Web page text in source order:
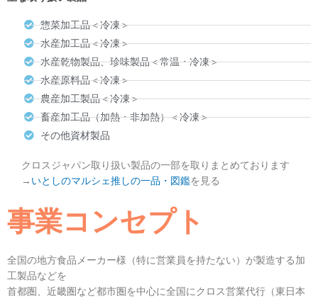
惣菜加工品＜冷凍＞
水産加工品＜冷凍＞
水産乾物製品、珍味製品＜常温・冷凍＞
水産原料品＜冷凍＞
農産加工製品＜冷凍＞
畜産加工品（加熱・非加熱）＜冷凍＞
その他資材製品
クロスジャパン取り扱い製品の一部を取りまとめております
→ いとしのマルシェ推しの一品・図鑑を見る
事業コンセプト
全国の地方食品メーカー様（特に営業員を持たない）が製造する加
工製品などを
首都圏、近畿圏など都市圏を中心に全国にクロス営業代行（東日本